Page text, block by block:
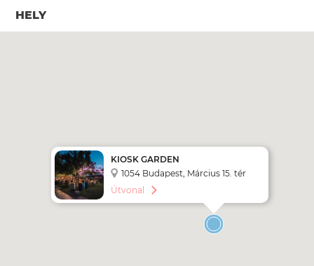
HELY
KIOSK GARDEN
1054 Budapest, Március 15. tér
Útvonal